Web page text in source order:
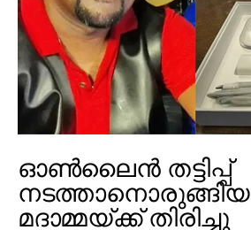
ഓൺലൈൻ തട്ടിപ്പ്
നടത്താനൊരുങ്ങിയ
മദാമ്മയ്ക്ക് തിരിച്ചു